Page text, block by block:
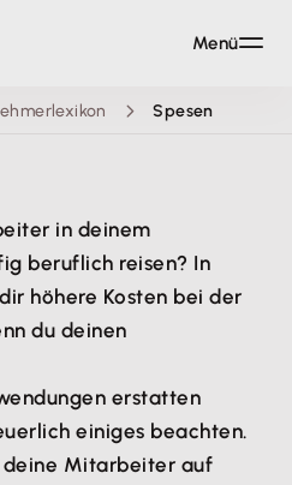
Spesen
in deinem
beruflich reisen? In
höhere Kosten bei der
du deinen
erstatten
einiges beachten.
deine Mitarbeiter auf
Menü